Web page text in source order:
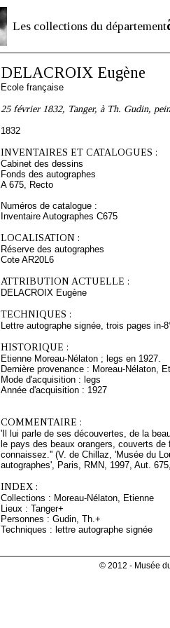
Les collections du département
DELACROIX Eugène
Ecole française
25 février 1832, Tanger, à Th. Gudin,
1832
INVENTAIRES ET CATALOGUES :
Cabinet des dessins
Fonds des autographes
A 675, Recto
Numéros de catalogue :
Inventaire Autographes C675
LOCALISATION :
Réserve des autographes
Cote AR20L6
ATTRIBUTION ACTUELLE :
DELACROIX Eugène
TECHNIQUES :
Lettre autographe signée, trois pages in-
HISTORIQUE :
Etienne Moreau-Nélaton ; legs en 1927.
Dernière provenance : Moreau-Nélaton,
Mode d'acquisition : legs
Année d'acquisition : 1927
COMMENTAIRE :
'Il lui parle de ses découvertes, de la
le pays des beaux orangers, couverts
connaissez.'' (V. de Chillaz, 'Musée du
autographes', Paris, RMN, 1997, Aut.
INDEX :
Collections : Moreau-Nélaton, Etienne
Lieux : Tanger+
Personnes : Gudin, Th.+
Techniques : lettre autographe signée
© 2012 - Musée